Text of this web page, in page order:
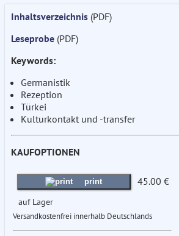
Inhaltsverzeichnis (PDF)
Leseprobe (PDF)
Keywords:
Germanistik
Rezeption
Türkei
Kulturkontakt und -transfer
KAUFOPTIONEN
print 45.00 €
auf Lager
Versandkostenfrei innerhalb Deutschlands